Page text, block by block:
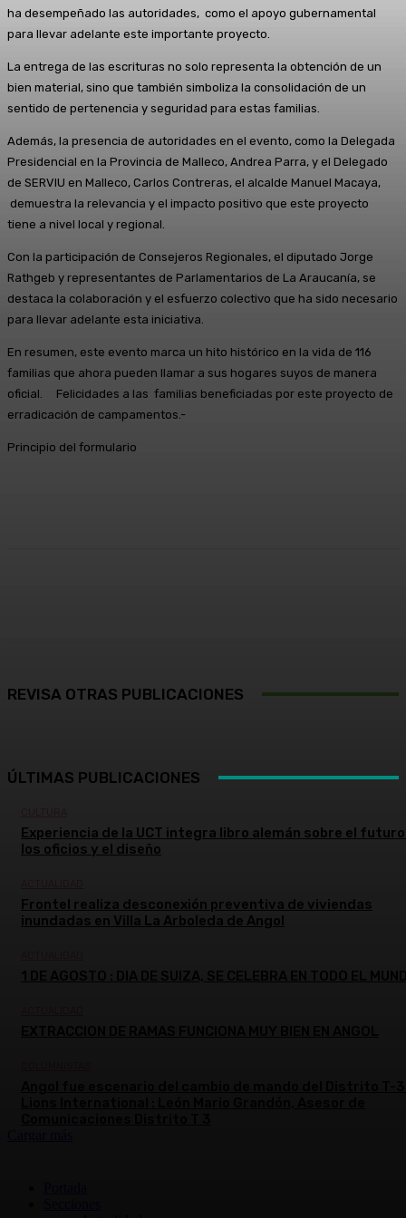
ha desempeñado las autoridades, como el apoyo gubernamental
para llevar adelante este importante proyecto.
La entrega de las escrituras no solo representa la obtención de un
bien material, sino que también simboliza la consolidación de un
sentido de pertenencia y seguridad para estas familias.
Además, la presencia de autoridades en el evento, como la Delegada
Presidencial en la Provincia de Malleco, Andrea Parra, y el Delegado
de SERVIU en Malleco, Carlos Contreras, el alcalde Manuel Macaya,
demuestra la relevancia y el impacto positivo que este proyecto
tiene a nivel local y regional.
Con la participación de Consejeros Regionales, el diputado Jorge
Rathgeb y representantes de Parlamentarios de La Araucanía, se
destaca la colaboración y el esfuerzo colectivo que ha sido necesario
para llevar adelante esta iniciativa.
En resumen, este evento marca un hito histórico en la vida de 116
familias que ahora pueden llamar a sus hogares suyos de manera
oficial. Felicidades a las familias beneficiadas por este proyecto de
erradicación de campamentos.-
Principio del formulario
REVISA OTRAS PUBLICACIONES
ÚLTIMAS PUBLICACIONES
Experiencia de la UCT integra libro alemán sobre el
los oficios y el diseño
Frontel realiza desconexión preventiva de viviendas
inundadas en Villa La Arboleda de Angol